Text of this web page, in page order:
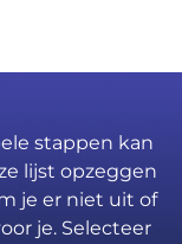
stappen kan
lijst opzeggen
je er niet uit of
je. Selecteer